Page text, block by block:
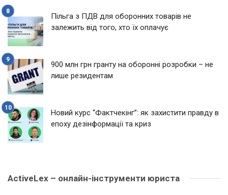
Пільга з ПДВ для оборонних товарів не
залежить від того, хто їх оплачує
900 млн грн гранту на оборонні розробки – не
лише резидентам
Новий курс “Фактчекінг”: як захистити правду в
епоху дезінформації та криз
ActiveLex – онлайн-інструменти юриста